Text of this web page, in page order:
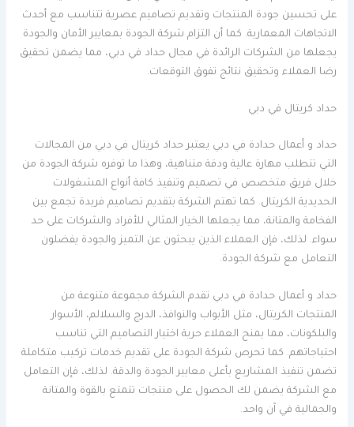
على تحسين جودة المنتجات وتقديم تصاميم عصرية تتناسب مع أحدث
الاتجاهات المعمارية. كما أن التزام شركة الجودة بمعايير الأمان والجودة
يجعلها من الشركات الرائدة في مجال حداد في دبي، مما يضمن تحقيق
رضا العملاء وتحقيق نتائج تفوق التوقعات.
حداد كريتال في دبي
حداد و أعمال حدادة في دبي يعتبر حداد كريتال في دبي من المجالات
التي تتطلب مهارة عالية ودقة متناهية، وهذا ما توفره شركة الجودة من
خلال فريق متخصص في تصميم وتنفيذ كافة أنواع المشغولات
الحديدية الكريتال. كما تهتم الشركة بتقديم تصاميم فريدة تجمع بين
الفخامة والمتانة، مما يجعلها الخيار المثالي للأفراد والشركات على حد
سواء. لذلك، فإن العملاء الذين يبحثون عن التميز والجودة يفضلون
التعامل مع شركة الجودة.
حداد و أعمال حدادة في دبي تقدم الشركة مجموعة متنوعة من
المنتجات الكريتال، مثل الأبواب والنوافذ، الدرج والسلالم، الأسوار
والبلكونات، مما يمنح العملاء حرية اختيار التصاميم التي تناسب
احتياجاتهم. كما تحرص شركة الجودة على تقديم خدمات تركيب متكاملة
تضمن تنفيذ المشاريع بأعلى معايير الجودة والدقة. لذلك، فإن التعامل
مع الشركة يضمن لك الحصول على منتجات تتمتع بالقوة والمتانة
والجمالية في آن واحد.